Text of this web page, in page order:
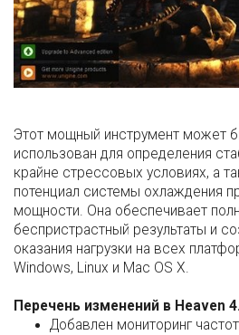
Этот мощный инструмент может
использован для определения
крайне стрессовых условиях, а
потенциал системы охлаждения
мощности. Она обеспечивает
беспристрастный результаты и
оказания нагрузки на всех
Windows, Linux и Mac OS X.
Перечень изменений в Heaven
Добавлен мониторинг